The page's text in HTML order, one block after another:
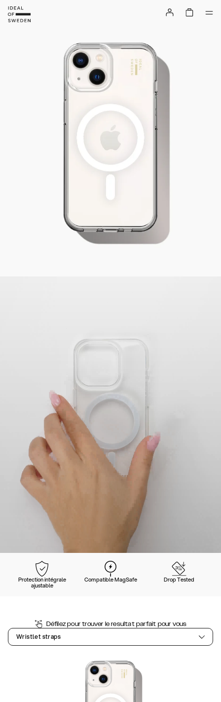
Protection intégrale
ajustable
Compatible MagSafe Drop Tested
Défilez pour trouver le resultat parfait pour vous
Wristlet straps